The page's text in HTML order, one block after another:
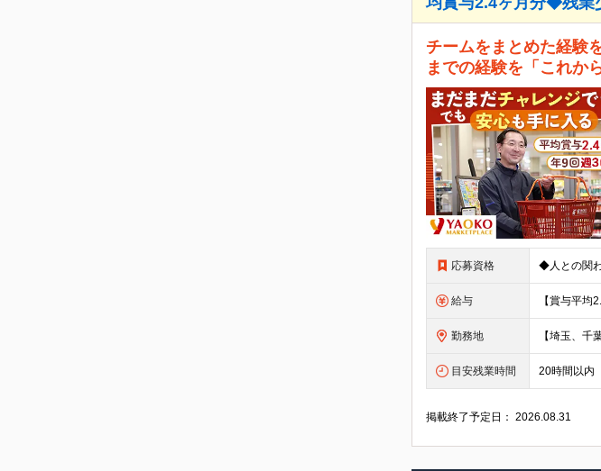
チームをまとめた経験
までの経験を「これ
応募資格
給与
勤務地
目安残業時間 20時間以内
掲載終了予定日：2026.08.31